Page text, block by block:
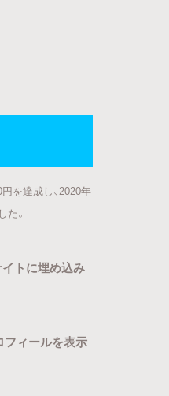
を達成し、2020年
。
トに埋め込み
フィールを表示